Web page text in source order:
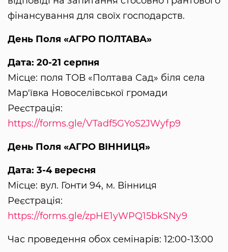
фінансування для своїх господарств.
День Поля «АГРО ПОЛТАВА»
Дата: 20-21 серпня
Місце: поля ТОВ «Полтава Сад» біля села
Мар'ївка Новоселівської громади
Реєстрація:
https://forms.gle/VTadf5GYoS2JWyfp9
День Поля «АГРО ВІННИЦЯ»
Дата: 3-4 вересня
Місце: вул. Гонти 94, м. Вінниця
Реєстрація:
https://forms.gle/zpHE1yWPQ15bkSNy9
Час проведення обох семінарів: 12:00-13:00